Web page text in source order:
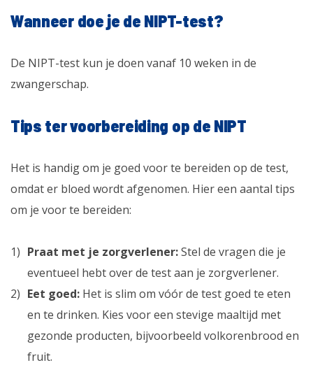
Wanneer doe je de NIPT-test?
De NIPT-test kun je doen vanaf 10 weken in de
zwangerschap.
Tips ter voorbereiding op de NIPT
Het is handig om je goed voor te bereiden op de test,
omdat er bloed wordt afgenomen. Hier een aantal tips
om je voor te bereiden:
Praat met je zorgverlener:Stel de vragen die je
eventueel hebt over de test aan je zorgverlener.
Eet goed: Het is slim om vóór de test goed te eten
en te drinken. Kies voor een stevige maaltijd met
gezonde producten, bijvoorbeeld volkorenbrood en
fruit.